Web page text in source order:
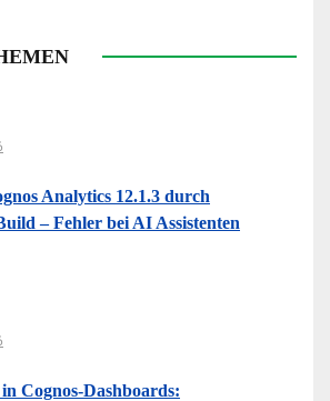
Analytics 12.1.3 durch
– Fehler bei AI Assistenten
Cognos-Dashboards: